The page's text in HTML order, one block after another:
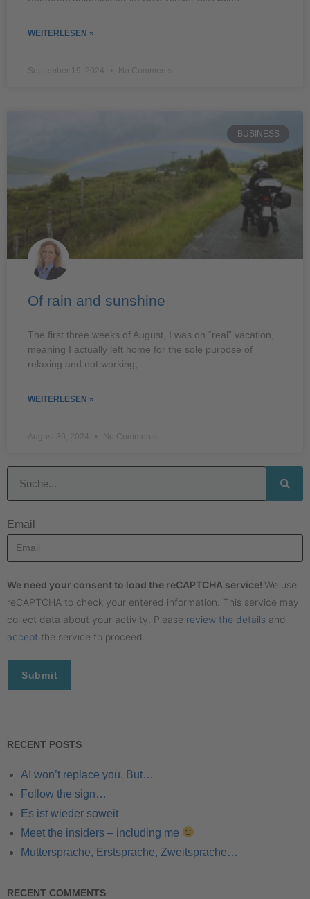
WEITERLESEN »
September 19, 2024 No Comments
BUSINESS
Of rain and sunshine
The first three weeks of August, I was on “real” vacation,
meaning I actually left home for the sole purpose of
relaxing and not working,
WEITERLESEN »
August 30, 2024 No Comments
Email
We need your consent to load the reCAPTCHA service! We use
reCAPTCHA to check your entered information. This service may
collect data about your activity. Please review the details and
accept the service to proceed.
RECENT POSTS
AI won’t replace you. But…
Follow the sign…
Es ist wieder soweit
Meet the insiders – including me
Muttersprache, Erstsprache, Zweitsprache…
RECENT COMMENTS